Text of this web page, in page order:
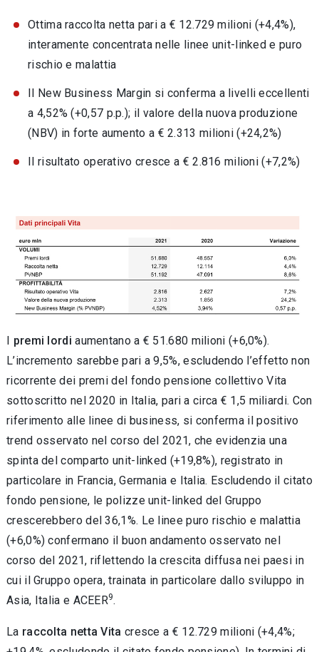
Ottima raccolta netta pari a € 12.729 milioni (+4,4%),
interamente concentrata nelle linee unit-linked e puro
rischio e malattia
Il New Business Margin si conferma a livelli eccellenti
a 4,52% (+0,57 p.p.); il valore della nuova produzione
(NBV) in forte aumento a € 2.313 milioni (+24,2%)
Il risultato operativo cresce a € 2.816 milioni (+7,2%)
I premi lordi aumentano a € 51.680 milioni (+6,0%).
L’incremento sarebbe pari a 9,5%, escludendo l’effetto non
ricorrente dei premi del fondo pensione collettivo Vita
sottoscritto nel 2020 in Italia, pari a circa € 1,5 miliardi. Con
riferimento alle linee di business, si conferma il positivo
trend osservato nel corso del 2021, che evidenzia una
spinta del comparto unit-linked (+19,8%), registrato in
particolare in Francia, Germania e Italia. Escludendo il citato
fondo pensione, le polizze unit-linked del Gruppo
crescerebbero del 36,1%. Le linee puro rischio e malattia
(+6,0%) confermano il buon andamento osservato nel
corso del 2021, riflettendo la crescita diffusa nei paesi in
cui il Gruppo opera, trainata in particolare dallo sviluppo in
Asia, Italia e ACEER9.
La raccolta netta Vita cresce a € 12.729 milioni (+4,4%;